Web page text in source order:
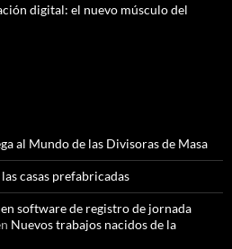
digital: el nuevo músculo del
al Mundo de las Divisoras de Masa
casas prefabricadas
software de registro de jornada
Nuevos trabajos nacidos de la